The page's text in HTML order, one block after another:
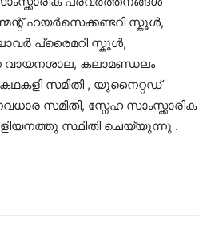
ഹയർസെക്കണ്ടറി സ്കൂൾ,
പ്രൈമറി സ്കൂൾ,
വായനശാല, കലാമണ്ഡലം
സമിതി , യുനൈറ്റഡ്
സമിതി, സ്നേഹ സാംസ്ക്കാരിക
സ്ഥിതി ചെയ്യുന്നു .